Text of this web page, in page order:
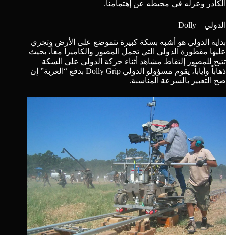
الكادر وعزله في محيطه عن إهتمامنا.
الدولي – Dolly
بداية الدولي هو أشبه بسكة كبيرة تتموضع على الأرض وتجري
عليها مقطورة الدولي التي تحمل المصور والكاميرا معاً، بحيث
تتيح للمصور إلتقاط مشاهد أثناء حركة الدولي على السكة
ذهاباً وأياباً، يقوم مسؤولو الدولي Dolly Grip
بدفع “العربة” إن
صح التعبير بالسرعة المناسبة.